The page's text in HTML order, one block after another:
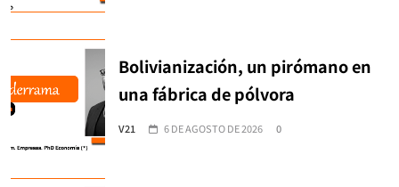
Bolivianización, un pirómano en
una fábrica de pólvora
V21 6 DE AGOSTO DE 2026 0